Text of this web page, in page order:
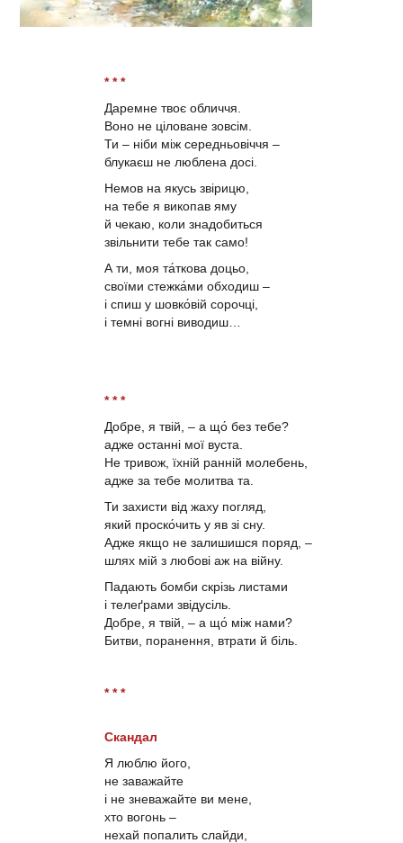
* * *
Даремне твоє обличчя.
Воно не ціловане зовсім.
Ти – ніби між середньовіччя –
блукаєш не люблена досі.
Немов на якусь звірицю,
на тебе я викопав яму
й чекаю, коли знадобиться
звільнити тебе так само!
А ти, моя та́ткова доцьо,
своїми стежка́ми обходиш –
і спиш у шовко́вій сорочці,
і темні вогні виводиш…
* * *
Добре, я твій, – а що́ без тебе?
адже останні мої вуста.
Не тривож, їхній ранній молебень,
адже за тебе молитва та.
Ти захисти від жаху погляд,
який проско́чить у яв зі сну.
Адже якщо не залишишся поряд, –
шлях мій з любові аж на війну.
Падають бомби скрізь листами
і телеґрами звідусіль.
Добре, я твій, – а що́ між нами?
Битви, поранення, втрати й біль.
* * *
Скандал
Я люблю його,
не заважайте
і не зневажайте ви мене,
хто вогонь –
нехай попалить слайди,